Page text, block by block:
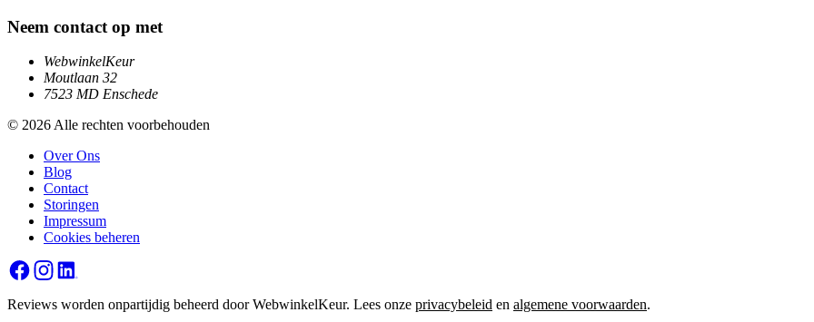
Neem contact op met
WebwinkelKeur
Moutlaan 32
7523 MD Enschede
© 2026 Alle rechten voorbehouden
Over Ons
Blog
Contact
Storingen
Impressum
Cookies beheren
Reviews worden onpartijdig beheerd door WebwinkelKeur. Lees onze privacybeleid en algemene voorwaarden.